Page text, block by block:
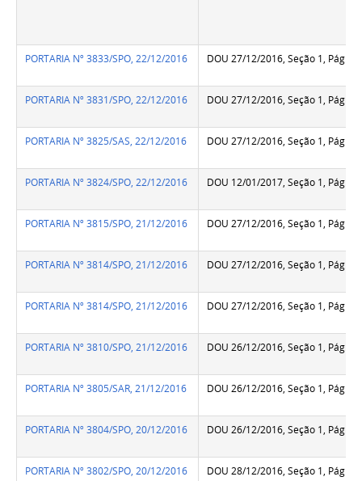
PORTARIA Nº 3833/SPO, 22/12/2016 DOU 27/12/2016, Seção 1,
PORTARIA Nº 3831/SPO, 22/12/2016 DOU 27/12/2016, Seção 1,
PORTARIA Nº 3825/SAS, 22/12/2016 DOU 27/12/2016, Seção 1,
PORTARIA Nº 3824/SPO, 22/12/2016 DOU 12/01/2017, Seção 1, Pág.37
PORTARIA Nº 3815/SPO, 21/12/2016 DOU 27/12/2016, Seção 1,
PORTARIA Nº 3814/SPO, 21/12/2016 DOU 27/12/2016, Seção 1,
PORTARIA Nº 3814/SPO, 21/12/2016 DOU 27/12/2016, Seção 1,
PORTARIA Nº 3810/SPO, 21/12/2016 DOU 26/12/2016, Seção 1, Pág.86
PORTARIA Nº 3805/SAR, 21/12/2016 DOU 26/12/2016, Seção 1, Pág.86
PORTARIA Nº 3804/SPO, 20/12/2016 DOU 26/12/2016, Seção 1, Pág.86
PORTARIA Nº 3802/SPO, 20/12/2016 DOU 28/12/2016, Seção 1,